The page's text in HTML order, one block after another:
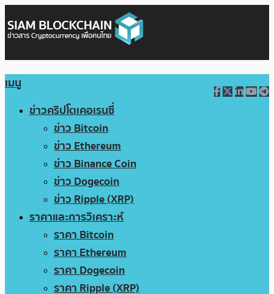
เมนู
ข่าวคริปโตเคอเรนซี่
ข่าว Bitcoin
ข่าว Ethereum
ข่าว Binance Coin
ข่าว Dogecoin
ข่าว Ripple (XRP)
ราคาและการวิเคราะห์
ราคา Bitcoin
ราคา Ethereum
ราคา Dogecoin
ราคา Ripple (XRP)